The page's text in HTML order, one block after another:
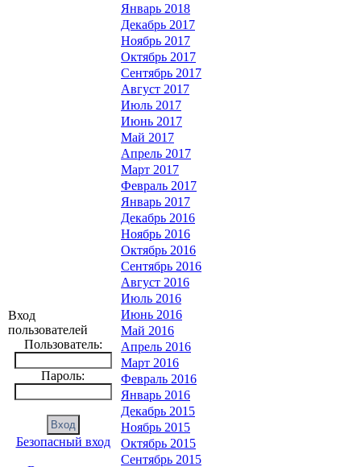
Вход
пользователей
Пользователь:
Пароль:
Безопасный вход
Январь 2018
Декабрь 2017
Ноябрь 2017
Октябрь 2017
Сентябрь 2017
Август 2017
Июль 2017
Июнь 2017
Май 2017
Апрель 2017
Март 2017
Февраль 2017
Январь 2017
Декабрь 2016
Ноябрь 2016
Октябрь 2016
Сентябрь 2016
Август 2016
Июль 2016
Июнь 2016
Май 2016
Апрель 2016
Март 2016
Февраль 2016
Январь 2016
Декабрь 2015
Ноябрь 2015
Октябрь 2015
Сентябрь 2015